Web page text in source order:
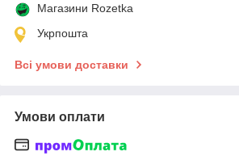
Магазини Rozetka
Укрпошта
Всі умови доставки
Умови оплати